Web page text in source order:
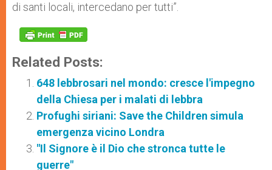
di santi locali, intercedano per tutti”.
Related Posts:
648 lebbrosari nel mondo: cresce l'impegno
della Chiesa per i malati di lebbra
Profughi siriani: Save the Children simula
emergenza vicino Londra
"Il Signore è il Dio che stronca tutte le
guerre"